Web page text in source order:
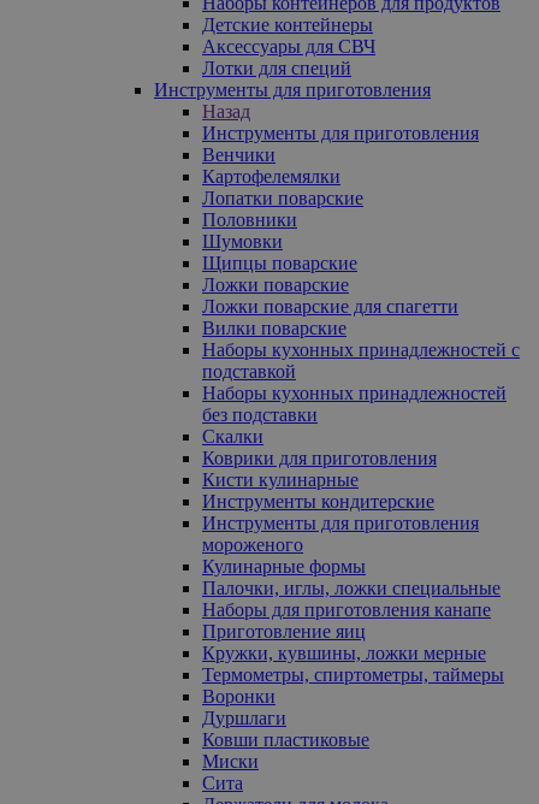
Детские контейнеры
Аксессуары для СВЧ
Лотки для специй
Инструменты для приготовления
Назад
Инструменты для приготовления
Венчики
Картофелемялки
Лопатки поварские
Половники
Шумовки
Щипцы поварские
Ложки поварские
Ложки поварские для спагетти
Вилки поварские
Наборы кухонных принадлежностей с
подставкой
Наборы кухонных принадлежностей
без подставки
Скалки
Коврики для приготовления
Кисти кулинарные
Инструменты кондитерские
Инструменты для приготовления
мороженого
Кулинарные формы
Палочки, иглы, ложки специальные
Наборы для приготовления канапе
Приготовление яиц
Кружки, кувшины, ложки мерные
Термометры, спиртометры, таймеры
Воронки
Дуршлаги
Ковши пластиковые
Миски
Сита